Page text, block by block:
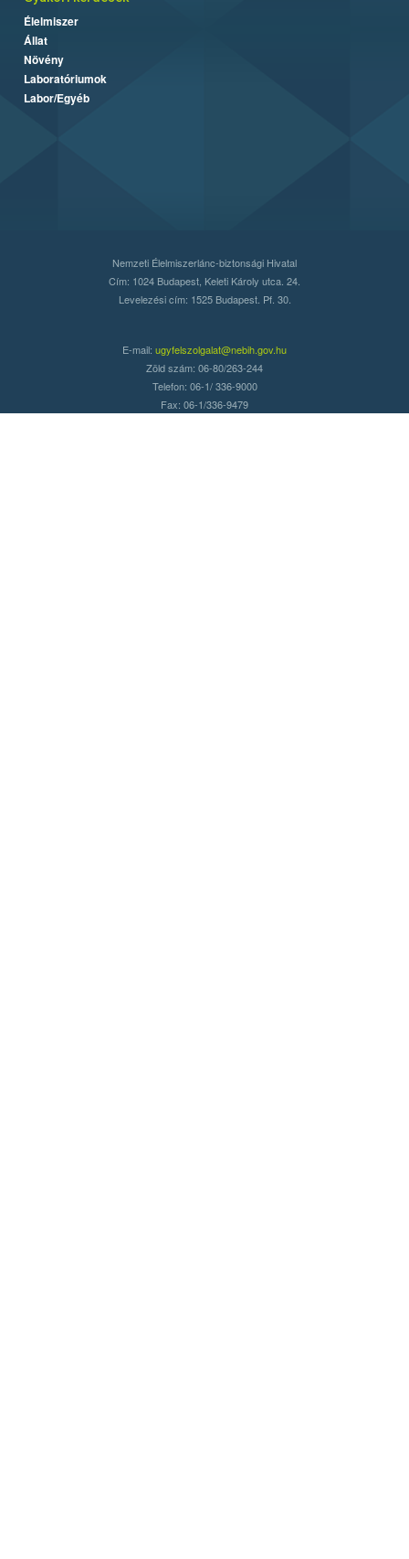
Élelmiszer
Állat
Növény
Laboratóriumok
Labor/Egyéb
Nemzeti Élelmiszerlánc-biztonsági Hivatal
Cím: 1024 Budapest, Keleti Károly utca. 24.
Levelezési cím: 1525 Budapest. Pf. 30.
E-mail: ugyfelszolgalat@nebih.gov.hu
Zöld szám: 06-80/263-244
Telefon: 06-1/ 336-9000
Fax: 06-1/336-9479